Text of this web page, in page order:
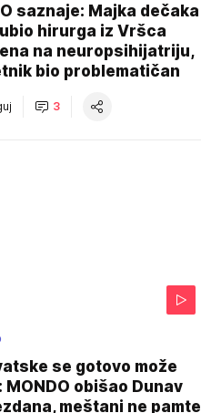
saznaje: Majka dečaka
hirurga iz Vršca
na neuropsihijatriju,
bio problematičan
3
se gotovo može
MONDO obišao Dunav
meštani ne pamte